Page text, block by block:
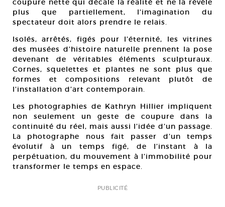
coupure nette qui décale la réalité et ne la révèle
plus que partiellement, l’imagination du
spectateur doit alors prendre le relais.
Isolés, arrêtés, figés pour l’éternité, les vitrines
des musées d’histoire naturelle prennent la pose
devenant de véritables éléments sculpturaux.
Cornes, squelettes et plantes ne sont plus que
formes et compositions relevant plutôt de
l’installation d’art contemporain.
Les photographies de Kathryn Hillier impliquent
non seulement un geste de coupure dans la
continuité du réel, mais aussi l’idée d’un passage.
La photographe nous fait passer d’un temps
évolutif à un temps figé, de l’instant à la
perpétuation, du mouvement à l’immobilité pour
transformer le temps en espace.
PUBLICITÉ